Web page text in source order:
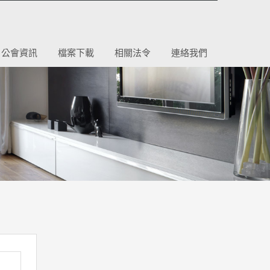
公會資訊 檔案下載 相關法令 連絡我們